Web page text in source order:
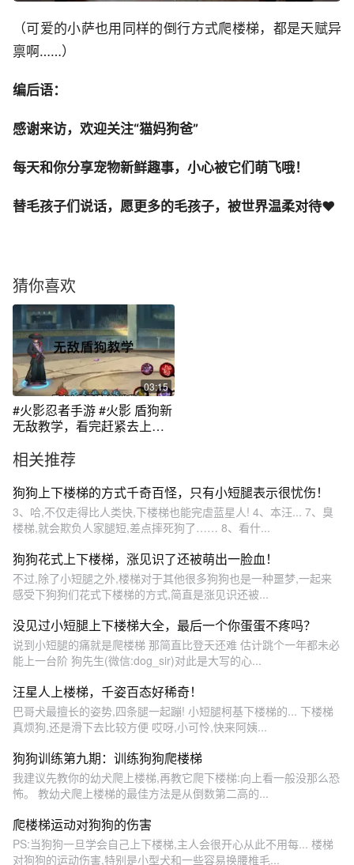
（可爱的小萨也用同样的倒行方式爬楼梯，都是天赋异
禀啊……）
编后语：
感谢来访，欢迎关注“猫妈狗爸”
每天和你分享宠物新鲜趣事，小心被它们萌飞哦！
替毛孩子们说话，愿更多的毛孩子，被世界温柔对待❤
猜你喜欢
03:15
#火影忍者手游 #火影 盾狗新
无敌教学，看完赶紧去上超
相关推荐
狗狗上下楼梯的方式千奇百怪，只有小短腿表示很忧伤！
3、哈,不仅走得比人类快,下楼梯也能完虐蓝星人! 4、本汪... 7、臭
楼梯,就会欺负人家腿短,差点摔死狗了…… 8、看什...
狗狗花式上下楼梯，涨见识了还被萌出一脸血！
不过,除了小短腿之外,楼梯对于其他很多狗狗也是一种噩梦,一起来
感受下狗狗们花式下楼梯的方式,简直是涨见识还被...
没见过小短腿上下楼梯大全，最后一个你蛋蛋不疼吗？
说到小短腿的痛就是爬楼梯 那简直比登天还难 估计跳个一年都未必
能上一台阶 狗先生(微信:dog_sir)对此是大写的心...
汪星人上楼梯，千姿百态好稀奇！
巴哥犬最擅长的姿势,四条腿一起蹦! 小短腿柯基下楼梯的... 下楼梯
真烦狗,还是滑下去比较方便 哎呀,小可怜,快来阿姨...
狗狗训练第九期：训练狗狗爬楼梯
我建议先教你的幼犬爬上楼梯,再教它爬下楼梯:向上看一般没那么恐
怖。 教幼犬爬上楼梯的最佳方法是从倒数第二高的...
爬楼梯运动对狗狗的伤害
PS:当狗狗一旦学会自己上下楼梯,主人会很开心从此不用每... 楼梯
对狗狗的运动伤害,特别是小型犬和一些容易换腰椎毛...